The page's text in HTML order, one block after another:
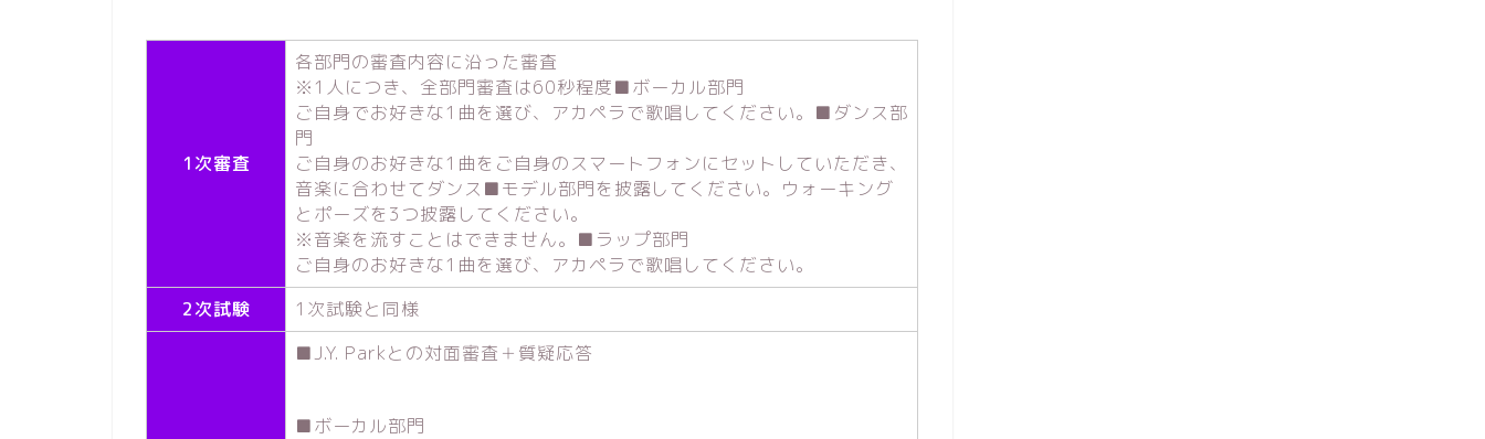
1次審査
各部門の審査内容に沿った審査
※1人につき、全部門審査は60秒程度■ボーカル部門
ご自身でお好きな1曲を選び、アカペラで歌唱してください。■ダンス部
門
ご自身のお好きな1曲をご自身のスマートフォンにセットしていただき、
音楽に合わせてダンス ■モデル部門を披露してください。 ウォーキング
とポーズを3つ披露してください。
※音楽を流すことはできません。■ラップ部門
ご自身のお好きな1曲を選び、アカペラで歌唱してください。
2次試験
1次試験と同様
■J.Y. Parkとの対面審査＋質疑応答
■ボーカル部門